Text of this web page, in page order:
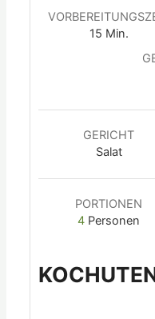
15 Min.
GERICHT
Salat
PORTIONEN
4 Personen